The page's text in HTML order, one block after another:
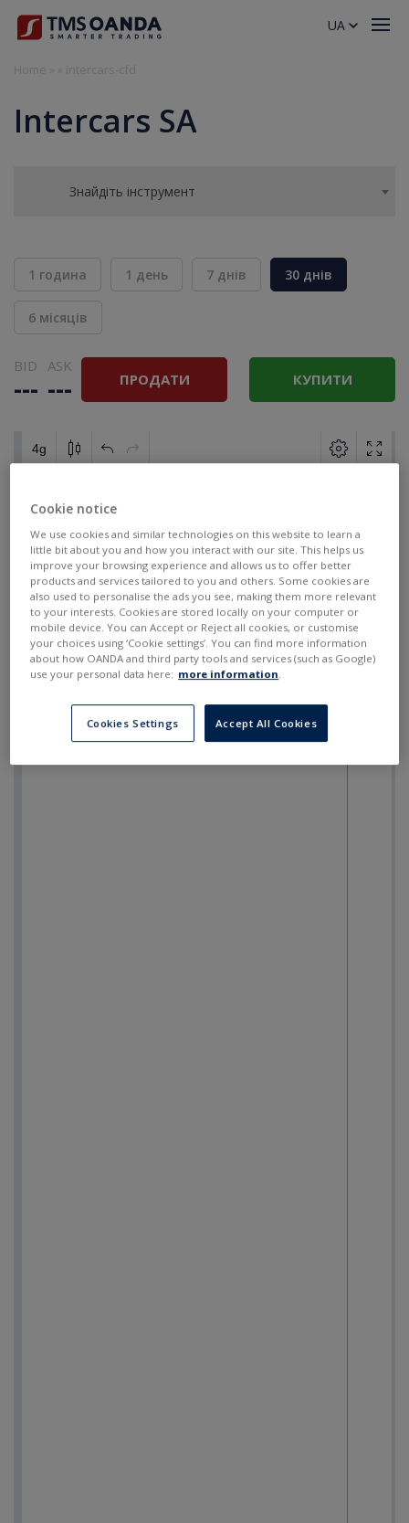
Intercars SA
Знайдіть інструмент
1 година 1 день 7 днів 30 днів
6 місяців
BID
---
ASK
--- ПРОДАТИ КУПИТИ
UA
Cookie notice
We use cookies and similar technologies on this website to learn a
little bit about you and how you interact with our site. This helps us
improve your browsing experience and allows us to offer better
products and services tailored to you and others. Some cookies are
also used to personalise the ads you see, making them more relevant
to your interests. Cookies are stored locally on your computer or
mobile device. You can Accept or Reject all cookies, or customise
your choices using ‘Cookie settings’. You can find more information
about how OANDA and third party tools and services (such as Google)
use your personal data here: more information.
Cookies Settings Accept All Cookies